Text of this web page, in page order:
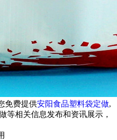
免费提供安阳食品塑料袋定做,
等相关信息发布和资讯展示，